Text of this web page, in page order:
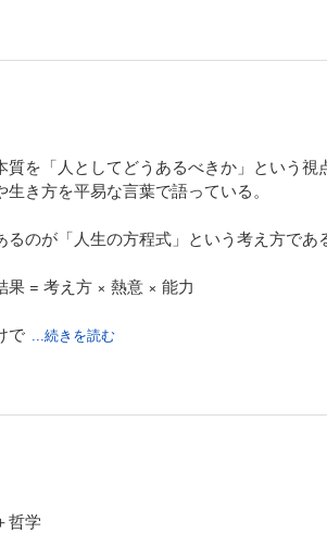
質を「人としてどうあるべきか」という
き方を平易な言葉で語っている。
のが「人生の方程式」という考え方であ
果 = 考え方 × 熱意 × 能力
で ...続きを読む
哲学